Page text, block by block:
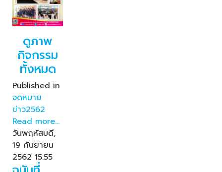
ดูภาพ
กิจกรรม
ทั้งหมด
Published in
จดหมาย
ข่าว2562
Read more...
วันพฤหัสบดี,
19 กันยายน
2562 15:55